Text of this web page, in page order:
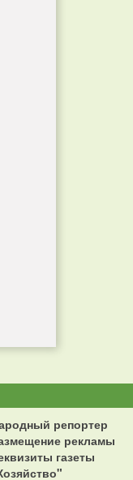
репортер
рекламы
газеты